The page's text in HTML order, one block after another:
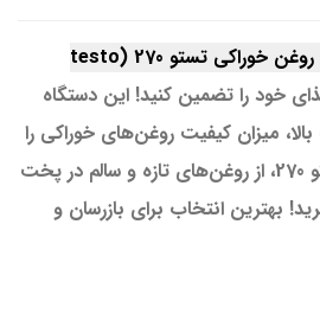
با دستگاه سنجش کیفیت روغن خوراکی تستو 270 (testo
خود را تضمین کنید! این دستگاه
میزان کیفیت روغن‌های خوراکی را
اندازه‌گیری می‌کند. با تستو 270، از روغن‌های تازه و سالم در پخت
بهترین انتخاب برای بازرسان و